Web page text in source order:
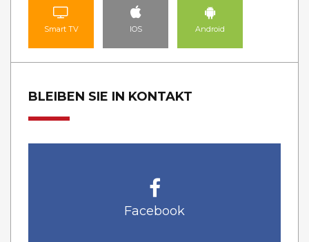
Smart TV IOS Android
BLEIBEN SIE IN KONTAKT
Facebook